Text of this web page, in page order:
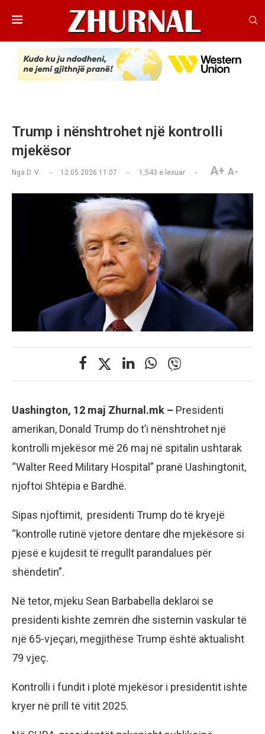
Trump i nënshtrohet një kontrolli
mjekësor
Nga D. V. 12.05.2026 11:07 1,543 e lexuar A+ A-
Uashington, 12 maj Zhurnal.mk – Presidenti
amerikan, Donald Trump do t’i nënshtrohet një
kontrolli mjekësor më 26 maj në spitalin ushtarak
“Walter Reed Military Hospital” pranë Uashingtonit,
njoftoi Shtëpia e Bardhë.
Sipas njoftimit, presidenti Trump do të kryejë
“kontrolle rutinë vjetore dentare dhe mjekësore si
pjesë e kujdesit të rregullt parandalues për
shëndetin”.
Në tetor, mjeku Sean Barbabella deklaroi se
presidenti kishte zemrën dhe sistemin vaskular të
një 65-vjeçari, megjithëse Trump është aktualisht
79 vjeç.
Kontrolli i fundit i plotë mjekësor i presidentit ishte
kryer në prill të vitit 2025.